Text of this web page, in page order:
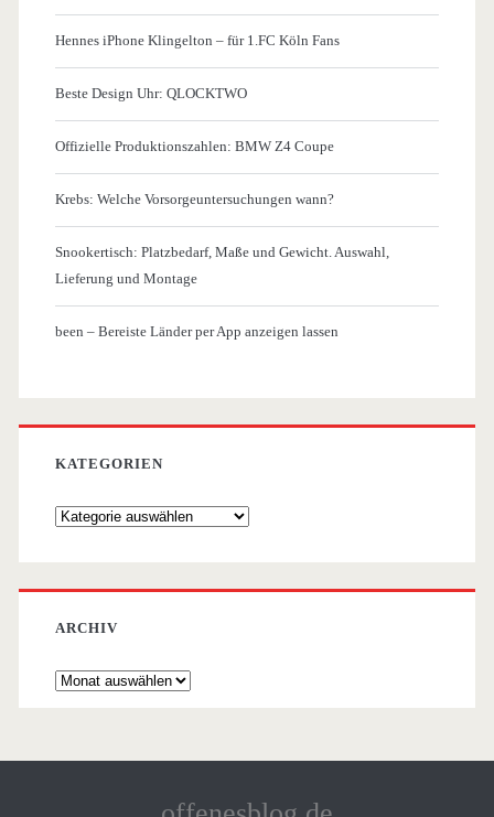
Hennes iPhone Klingelton – für 1.FC Köln Fans
Beste Design Uhr: QLOCKTWO
Offizielle Produktionszahlen: BMW Z4 Coupe
Krebs: Welche Vorsorgeuntersuchungen wann?
Snookertisch: Platzbedarf, Maße und Gewicht. Auswahl,
Lieferung und Montage
been – Bereiste Länder per App anzeigen lassen
KATEGORIEN
Kategorien
ARCHIV
Archiv